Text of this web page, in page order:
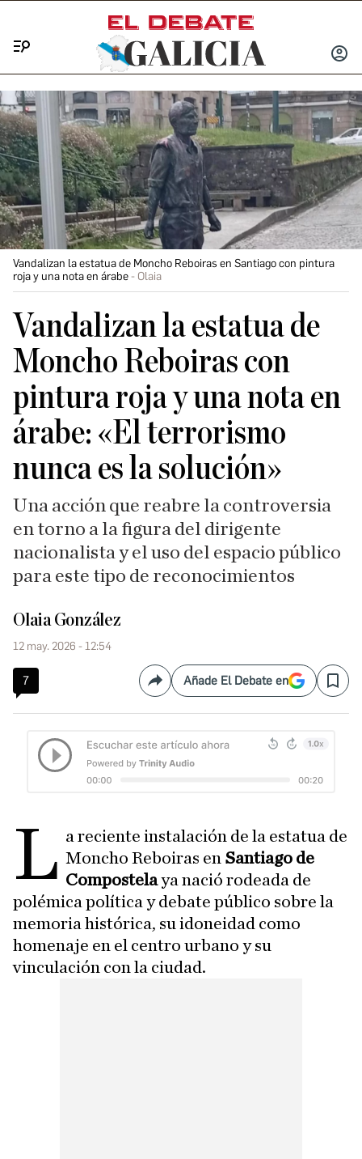
INICIAR
Vandalizan la estatua de Moncho Reboiras en Santiago con pintura
roja y una nota en árabe
Olaia
Vandalizan la estatua de
Moncho Reboiras con
pintura roja y una nota en
árabe: «El terrorismo
nunca es la solución»
Una acción que reabre la controversia
en torno a la figura del dirigente
nacionalista y el uso del espacio público
para este tipo de reconocimientos
Olaia González
12 may. 2026 - 12:54
7 CompartirAñade El Debate en Save
L a reciente instalación de la estatua de
Moncho Reboiras en Santiago de
Compostelaya nació rodeada de
polémica política y debate público sobre la
memoria histórica, su idoneidad como
homenaje en el centro urbano y su
vinculación con la ciudad.